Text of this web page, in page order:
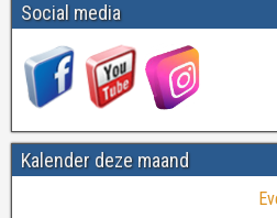
Social media
Kalender deze maand